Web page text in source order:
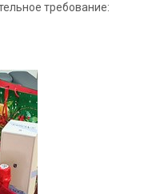
требование: